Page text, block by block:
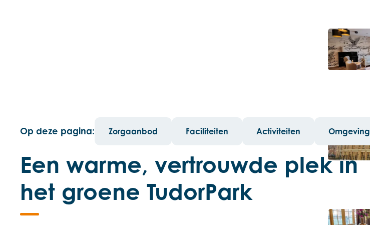
Op deze pagina: Zorgaanbod Faciliteiten Activiteiten Omgeving
Een warme, vertrouwde plek in
het groene TudorPark